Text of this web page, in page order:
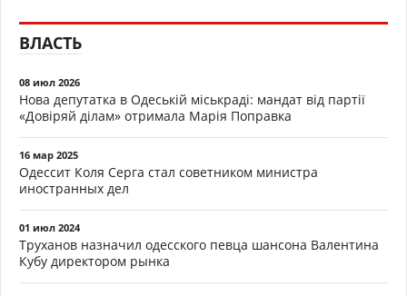
ВЛАСТЬ
08 июл 2026
Нова депутатка в Одеській міськраді: мандат від партії
«Довіряй ділам» отримала Марія Поправка
16 мар 2025
Одессит Коля Серга стал советником министра
иностранных дел
01 июл 2024
Труханов назначил одесского певца шансона Валентина
Кубу директором рынка